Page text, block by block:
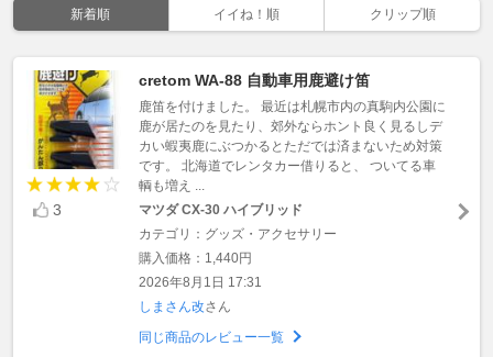
新着順 イイね！順 クリップ順
3
cretom WA-88 自動車用鹿避け笛
鹿笛を付けました。 最近は札幌市内の真駒内公園に
鹿が居たのを見たり、郊外ならホント良く見るしデ
カい蝦夷鹿にぶつかるとただでは済まないため対策
です。 北海道でレンタカー借りると、 ついてる車
輌も増え ...
マツダ CX-30 ハイブリッド
カテゴリ：グッズ・アクセサリー
購入価格：1,440円
2026年8月1日 17:31
しまさん改さん
同じ商品のレビュー一覧